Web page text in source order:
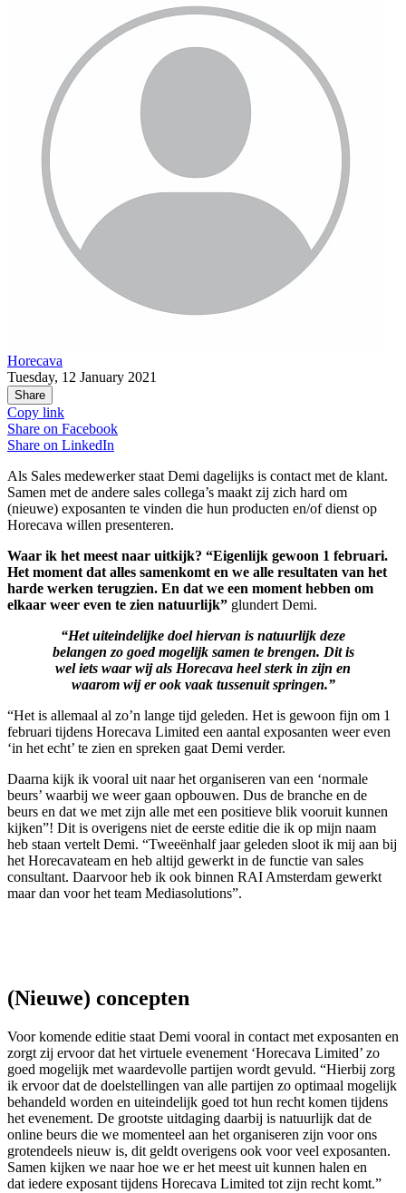
Horecava
Tuesday, 12 January 2021
Share
Copy link
Share on Facebook
Share on LinkedIn
Als Sales medewerker staat Demi dagelijks is contact met de klant.
Samen met de andere sales collega’s maakt zij zich hard om
(nieuwe) exposanten te vinden die hun producten en/of dienst op
Horecava willen presenteren.
Waar ik het meest naar uitkijk? “Eigenlijk gewoon 1 februari.
Het moment dat alles samenkomt en we alle resultaten van het
harde werken terugzien. En dat we een moment hebben om
elkaar weer even te zien natuurlijk” glundert Demi.
“Het uiteindelijke doel hiervan is natuurlijk deze
belangen zo goed mogelijk samen te brengen. Dit is
wel iets waar wij als Horecava heel sterk in zijn en
waarom wij er ook vaak tussenuit springen.”
“Het is allemaal al zo’n lange tijd geleden. Het is gewoon fijn om 1
februari tijdens Horecava Limited een aantal exposanten weer even
‘in het echt’ te zien en spreken gaat Demi verder.
Daarna kijk ik vooral uit naar het organiseren van een ‘normale
beurs’ waarbij we weer gaan opbouwen. Dus de branche en de
beurs en dat we met zijn alle met een positieve blik vooruit kunnen
kijken”! Dit is overigens niet de eerste editie die ik op mijn naam
heb staan vertelt Demi. “Tweeënhalf jaar geleden sloot ik mij aan bij
het Horecavateam en heb altijd gewerkt in de functie van sales
consultant. Daarvoor heb ik ook binnen RAI Amsterdam gewerkt
maar dan voor het team Mediasolutions”.
(Nieuwe) concepten
Voor komende editie staat Demi vooral in contact met exposanten en
zorgt zij ervoor dat het virtuele evenement ‘Horecava Limited’ zo
goed mogelijk met waardevolle partijen wordt gevuld. “Hierbij zorg
ik ervoor dat de doelstellingen van alle partijen zo optimaal mogelijk
behandeld worden en uiteindelijk goed tot hun recht komen tijdens
het evenement. De grootste uitdaging daarbij is natuurlijk dat de
online beurs die we momenteel aan het organiseren zijn voor ons
grotendeels nieuw is, dit geldt overigens ook voor veel exposanten.
Samen kijken we naar hoe we er het meest uit kunnen halen en
dat iedere exposant tijdens Horecava Limited tot zijn recht komt.”